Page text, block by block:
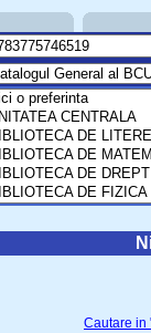
Cautare in